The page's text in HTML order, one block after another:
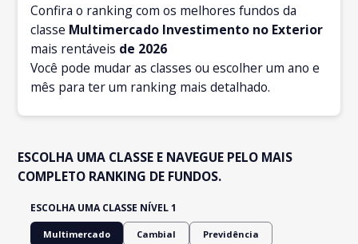
Confira o ranking com os melhores fundos da
classe Multimercado Investimento no Exterior
mais rentáveis de 2026
Você pode mudar as classes ou escolher um ano e
mês para ter um ranking mais detalhado.
ESCOLHA UMA CLASSE E NAVEGUE PELO MAIS
COMPLETO RANKING DE FUNDOS.
ESCOLHA UMA CLASSE NÍVEL 1
Multimercado Cambial Previdência